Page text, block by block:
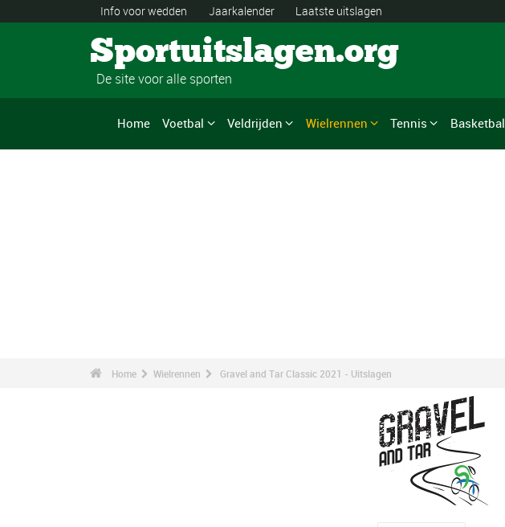
Info voor wedden Jaarkalender Laatste uitslagen
Sportuitslagen.org
De site voor alle sporten
Home Voetbal Veldrijden Wielrennen Tennis Basketbal
Home Wielrennen Gravel and Tar Classic 2021 - Uitslagen